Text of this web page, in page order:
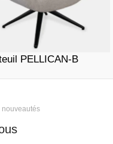
PELLICAN-B
nouveautés